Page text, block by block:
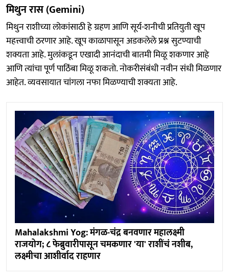
मिथुन रास (Gemini)
मिथुन राशीच्या लोकांसाठी हे ग्रहण आणि सूर्य-शनीची प्रतियुती खूप
महत्त्वाची ठरणार आहे. खूप काळापासून अडकलेले प्रश्न सुटण्याची
शक्यता आहे. मुलांकडून एखादी आनंदाची बातमी मिळू शकणार आहे
आणि त्यांचा पूर्ण पाठिंबा मिळू शकतो. नोकरीसंबंधी नवीन संधी मिळणार
आहेत. व्यवसायात चांगला नफा मिळण्याची शक्यता आहे.
Mahalakshmi Yog: मंगळ-चंद्र बनवणार महालक्ष्मी
राजयोग; ८ फेब्रुवारीपासून चमकणार 'या' राशींचं नशीब,
लक्ष्मीचा आशीर्वाद राहणार